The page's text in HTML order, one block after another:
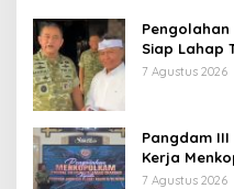
Pengolahan
Siap Lahap
Jawa Barat
7 Agustus 2026
Pangdam
Kerja
Pemerintah
7 Agustus 2026